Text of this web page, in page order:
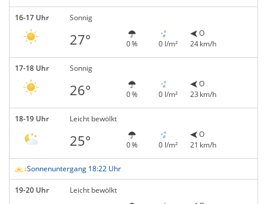
16-17 Uhr Sonnig
27° 0 % 0 l/m²
O
24 km/h
17-18 Uhr Sonnig
26° 0 % 0 l/m²
O
23 km/h
18-19 Uhr Leicht bewölkt
25° 0 % 0 l/m²
O
21 km/h
Sonnenuntergang 18:22 Uhr
19-20 Uhr Leicht bewölkt